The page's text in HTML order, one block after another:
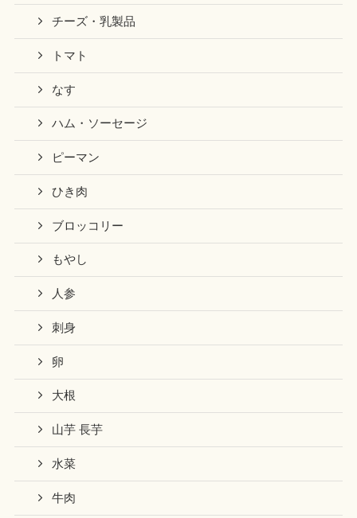
チーズ・乳製品
トマト
なす
ハム・ソーセージ
ピーマン
ひき肉
ブロッコリー
もやし
人参
刺身
卵
大根
山芋 長芋
水菜
牛肉